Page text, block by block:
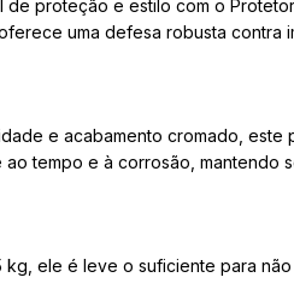
de proteção e estilo com o
uma defesa robusta contra
e acabamento cromado,
tempo e à corrosão, mantendo
kg, ele é leve o suficiente para